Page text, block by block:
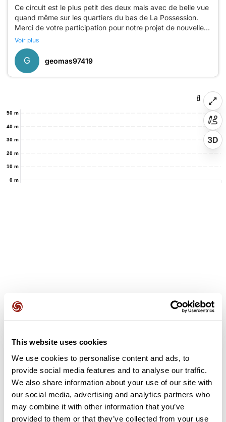
This website uses cookies
We use cookies to personalise content and ads, to
provide social media features and to analyse our traffic.
We also share information about your use of our site with
our social media, advertising and analytics partners who
may combine it with other information that you’ve
provided to them or that they’ve collected from your use
Ce circuit est le plus petit des deux mais avec de belle vue
quand même sur les quartiers du bas de La Possession.
Merci de votre participation pour notre projet de nouvelle
église.
Voir plus
G geomas97419
0 m
10 m
20 m
30 m
40 m
50 m
3D
Avis des utilisateurs
Soyez le premier à ajouter un avis !
Ajouter un avis